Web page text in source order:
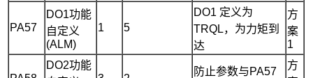
PA57
DO1功能
自定义
(ALM)
1 5
DO1 定义为
TRQL，为力矩到
达
方
案
1
DO2功能
防止参数与PA57
方